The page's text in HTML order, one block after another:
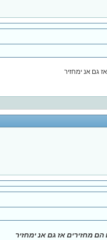
גם אנ ימחזיר
מחזירים אז גם אנ ימחזיר